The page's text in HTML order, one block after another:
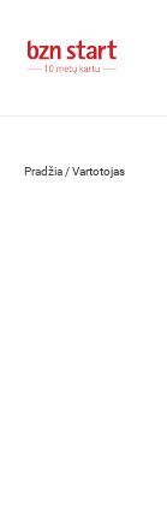
Pradžia /Vartotojas